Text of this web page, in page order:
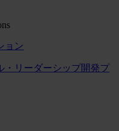
ョン
・リーダーシップ開発プ